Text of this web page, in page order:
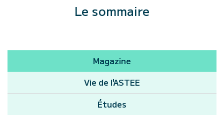
Le sommaire
Magazine
Vie de l'ASTEE
Études